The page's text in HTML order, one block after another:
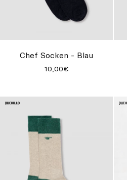
Chef Socken - Blau
10,00€